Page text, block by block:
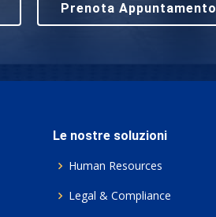
Prenota Appuntamento
Le nostre soluzioni
Human Resources
Legal & Compliance